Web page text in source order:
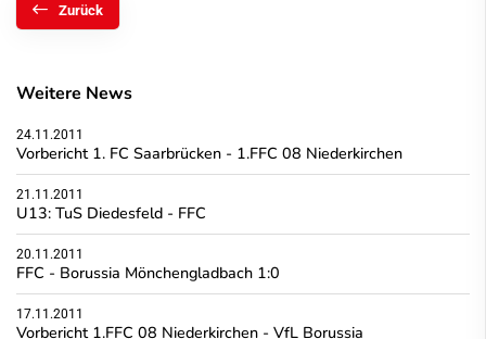
Zurück
Weitere News
24.11.2011
Vorbericht 1. FC Saarbrücken - 1.FFC 08 Niederkirchen
21.11.2011
U13: TuS Diedesfeld - FFC
20.11.2011
FFC - Borussia Mönchengladbach 1:0
17.11.2011
Vorbericht 1.FFC 08 Niederkirchen - VfL Borussia